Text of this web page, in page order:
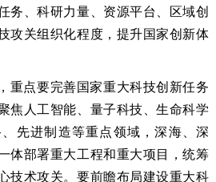
务、科研力量、资源平台、区域创
攻关组织化程度，提升国家创新体
点要完善国家重大科技创新任务
焦人工智能、量子科技、生命科学
先进制造等重点领域，深海、深
体部署重大工程和重大项目，统筹
技术攻关。要前瞻布局建设重大科